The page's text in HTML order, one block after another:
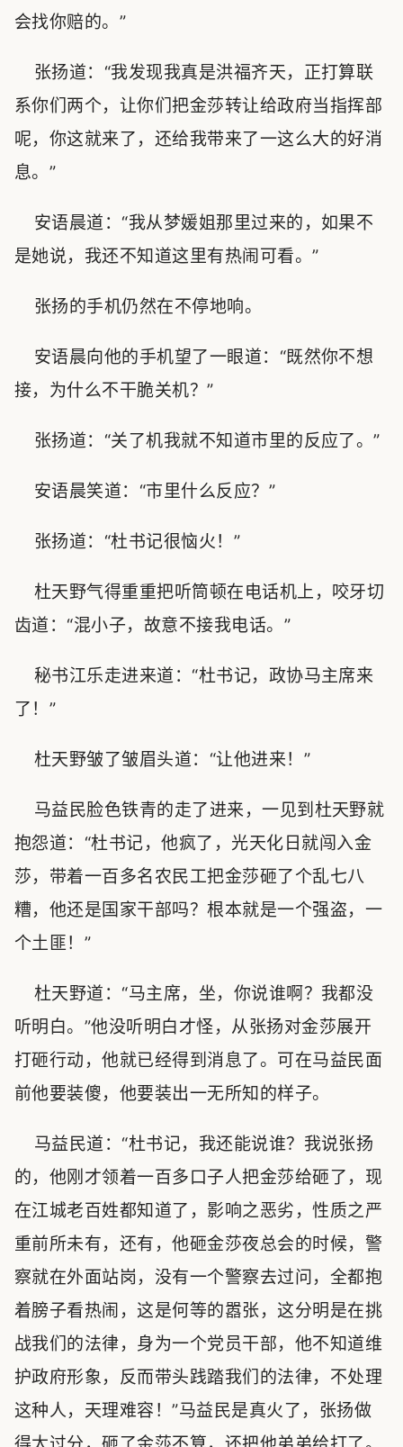
会找你赔的。”
张扬道：“我发现我真是洪福齐天，正打算联
系你们两个，让你们把金莎转让给政府当指挥部
呢，你这就来了，还给我带来了一这么大的好消
息。”
安语晨道：“我从梦媛姐那里过来的，如果不
是她说，我还不知道这里有热闹可看。”
张扬的手机仍然在不停地响。
安语晨向他的手机望了一眼道：“既然你不想
接，为什么不干脆关机？”
张扬道：“关了机我就不知道市里的反应了。”
安语晨笑道：“市里什么反应？”
张扬道：“杜书记很恼火！”
杜天野气得重重把听筒顿在电话机上，咬牙切
齿道：“混小子，故意不接我电话。”
秘书江乐走进来道：“杜书记，政协马主席来
了！”
杜天野皱了皱眉头道：“让他进来！”
马益民脸色铁青的走了进来，一见到杜天野就
抱怨道：“杜书记，他疯了，光天化日就闯入金
莎，带着一百多名农民工把金莎砸了个乱七八
糟，他还是国家干部吗？根本就是一个强盗，一
个土匪！”
杜天野道：“马主席，坐，你说谁啊？我都没
听明白。”他没听明白才怪，从张扬对金莎展开
打砸行动，他就已经得到消息了。可在马益民面
前他要装傻，他要装出一无所知的样子。
马益民道：“杜书记，我还能说谁？我说张扬
的，他刚才领着一百多口子人把金莎给砸了，现
在江城老百姓都知道了，影响之恶劣，性质之严
重前所未有，还有，他砸金莎夜总会的时候，警
察就在外面站岗，没有一个警察去过问，全都抱
着膀子看热闹，这是何等的嚣张，这分明是在挑
战我们的法律，身为一个党员干部，他不知道维
护政府形象，反而带头践踏我们的法律，不处理
这种人，天理难容！”马益民是真火了，张扬做